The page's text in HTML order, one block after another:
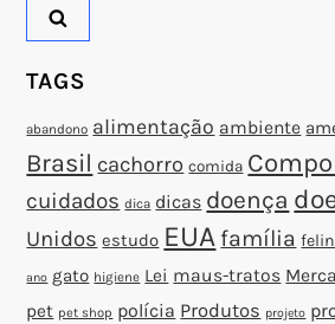
t
TAGS
abandono alimentação ambiente
Brasil cachorro comida
cuidados dica dicas doença
Unidos estudo EUA família
ano gato higiene Lei maus-tratos
pet pet shop polícia Produtos projeto